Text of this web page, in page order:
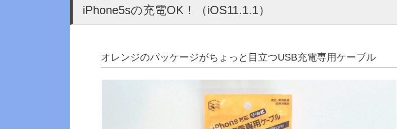
iPhone5sの充電OK！（iOS11.1.1）
オレンジのパッケージがちょっと目立つUSB充電専用ケーブル